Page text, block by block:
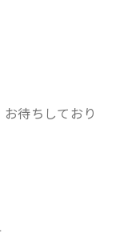
待ちしており